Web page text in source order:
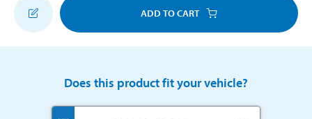
ADD TO CART
Does this product fit your vehicle?